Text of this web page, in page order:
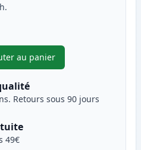
au panier
,Pack de 3 Brother TN3170
Retours sous 90 jours
49€